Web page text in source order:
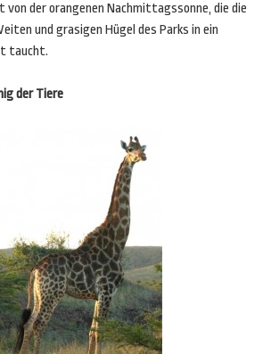
der orangenen Nachmittagssonne, die die
und grasigen Hügel des Parks in ein
taucht.
der Tiere